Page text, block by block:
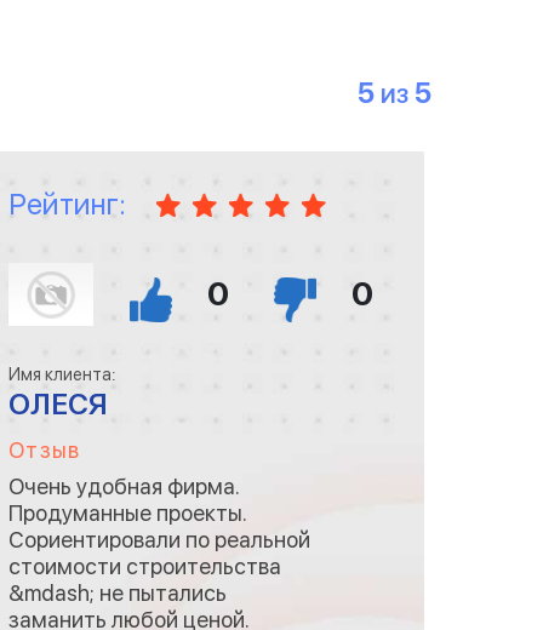
5 ИЗ 5
Рейтинг:
0 0
Имя клиента:
ОЛЕСЯ
Отзыв
Очень удобная фирма.
Продуманные проекты.
Сориентировали по реальной
стоимости строительства
&mdash; не пытались
заманить любой ценой.